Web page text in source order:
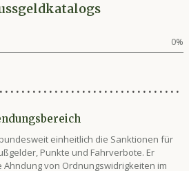
0%
einheitlich die Sanktionen für
Punkte und Fahrverbote. Er
Ahndung von Ordnungswidrigkeiten im